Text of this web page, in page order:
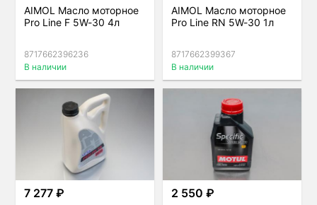
AIMOL Масло моторное
Pro Line F 5W-30 4л
8717662396236
В наличии
AIMOL Масло моторное
Pro Line RN 5W-30 1л
8717662399367
В наличии
7 277 ₽ 2 550 ₽